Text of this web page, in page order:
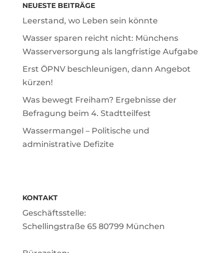
NEUESTE BEITRÄGE
Leerstand, wo Leben sein könnte
Wasser sparen reicht nicht: Münchens
Wasserversorgung als langfristige Aufgabe
Erst ÖPNV beschleunigen, dann Angebot
kürzen!
Was bewegt Freiham? Ergebnisse der
Befragung beim 4. Stadtteilfest
Wassermangel – Politische und
administrative Defizite
KONTAKT
Geschäftsstelle:
Schellingstraße 65 80799 München